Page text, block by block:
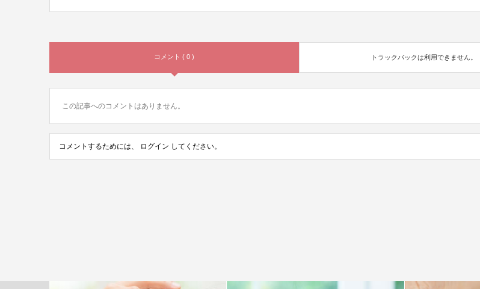
コメント ( 0 ) トラックバックは利用できません。
この記事へのコメントはありません。
コメントするためには、 ログイン してください。